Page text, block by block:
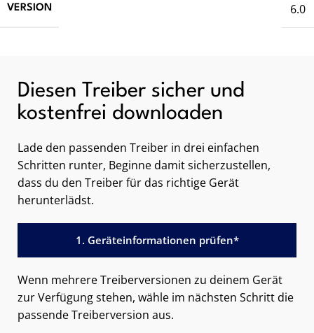
VERSION 6.0
Diesen Treiber sicher und
kostenfrei downloaden
Lade den passenden Treiber in drei einfachen
Schritten runter, Beginne damit sicherzustellen,
dass du den Treiber für das richtige Gerät
herunterlädst.
1. Geräteinformationen prüfen*
Wenn mehrere Treiberversionen zu deinem Gerät
zur Verfügung stehen, wähle im nächsten Schritt die
passende Treiberversion aus.